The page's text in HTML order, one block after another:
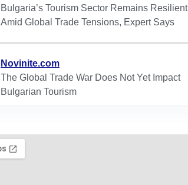
Bulgaria’s Tourism Sector Remains Resilient
Amid Global Trade Tensions, Expert Says
Novinite.com
The Global Trade War Does Not Yet Impact
Bulgarian Tourism